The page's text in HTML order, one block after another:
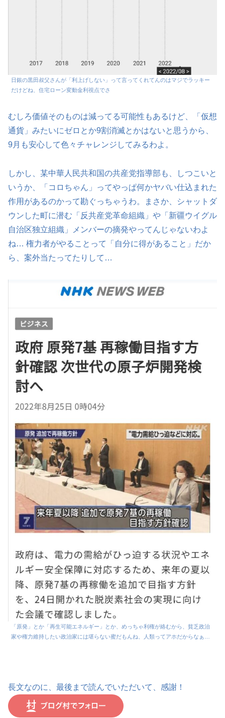
日銀の黒田叔父さんが「利上げしない」って言ってくれてんのはマジでラッキー
だけどね、住宅ローン変動金利視点でさ
むしろ価値そのものは減ってる可能性もあるけど、「仮想
通貨」みたいにゼロとか9割消滅とかはないと思うから、
9月も安心して色々チャレンジしてみるわよ。
しかし、某中華人民共和国の共産党指導部も、しつこいと
いうか、「コロちゃん」ってやっぱ何かヤバい仕込まれた
作用があるのかって勘ぐっちゃうわ。まさか、シャットダ
ウンした町に潜む「反共産党革命組織」や「新疆ウイグル
自治区独立組織」メンバーの摘発やってんじゃないわよ
ね… 権力者がやることって「自分に得があること」だか
ら、案外当たってたりして…
「原発」とか「再生可能エネルギー」とか、めっちゃ利権が絡むから、貧乏政治
家や権力維持したい政治家には堪らない蜜だもんね、人類ってアホだからなぁ…
長文なのに、最後まで読んでいただいて、感謝！